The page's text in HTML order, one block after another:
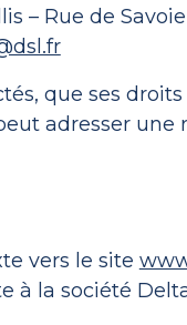
– Rue de
que ses
adresser une
vers le site
à la société